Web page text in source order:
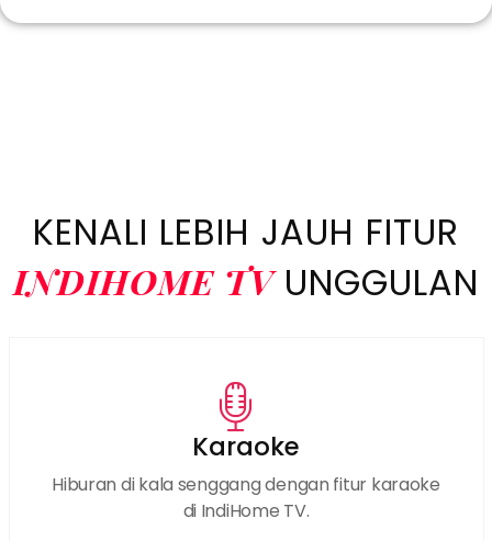
KENALI LEBIH JAUH FITUR
INDIHOME TVUNGGULAN
Karaoke
Hiburan di kala senggang dengan fitur karaoke
di IndiHome TV.